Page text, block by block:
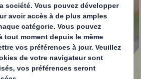
déchets
processus